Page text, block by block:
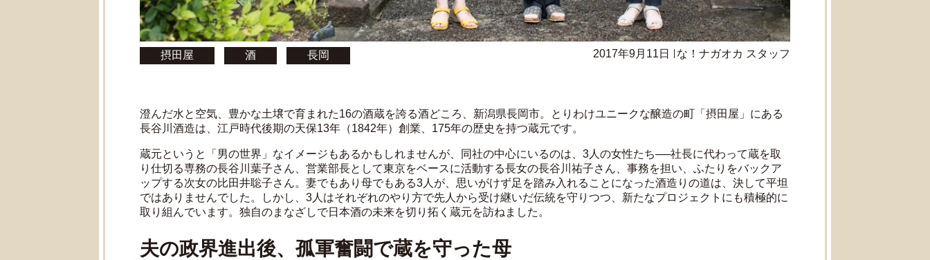
摂田屋 酒 長岡 2017年9月11日 な！ナガオカ スタッフ
澄んだ水と空気、豊かな土壌で育まれた16の酒蔵を誇る酒どころ、新潟県長岡市。とりわけユニークな醸造の町「摂田屋」にある
長谷川酒造は、江戸時代後期の天保13年（1842年）創業、175年の歴史を持つ蔵元です。
蔵元というと「男の世界」なイメージもあるかもしれませんが、同社の中心にいるのは、3人の女性たち──社長に代わって蔵を取
り仕切る専務の長谷川葉子さん、営業部長として東京をベースに活動する長女の長谷川祐子さん、事務を担い、ふたりをバックア
ップする次女の比田井聡子さん。妻でもあり母でもある3人が、思いがけず足を踏み入れることになった酒造りの道は、決して平坦
ではありませんでした。しかし、3人はそれぞれのやり方で先人から受け継いだ伝統を守りつつ、新たなプロジェクトにも積極的に
取り組んでいます。独自のまなざしで日本酒の未来を切り拓く蔵元を訪ねました。
夫の政界進出後、孤軍奮闘で蔵を守った母